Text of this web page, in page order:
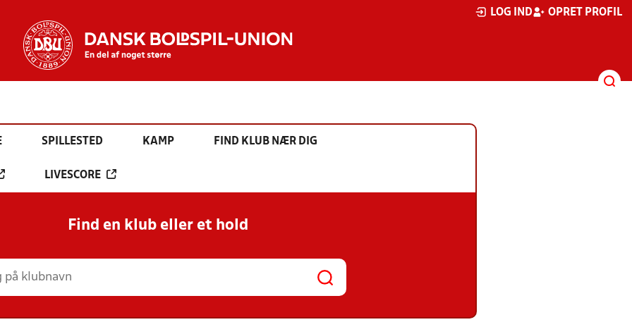
LOG IND OPRET PROFIL
SPILLESTED KAMP FIND KLUB NÆR DIG
LIVESCORE
Find en klub eller et hold